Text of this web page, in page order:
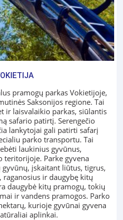
pramogų parkas Vokietijoje,
Saksonijos regione. Tai
ir laisvalaikio parkas, siūlantis
safario patirtį. Serengečio
lankytojai gali patirti safarį
parko transportu. Tai
laukinius gyvūnus,
teritorijoje. Parke gyvena
įskaitant liūtus, tigrus,
ir daugybę kitų
daugybė kitų pramogų, tokių
ir vandens pramogos. Parko
kurioje gyvūnai gyvena
aplinkai.